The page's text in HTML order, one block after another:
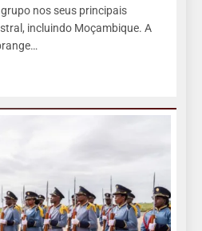
nos seus principais
incluindo Moçambique. A